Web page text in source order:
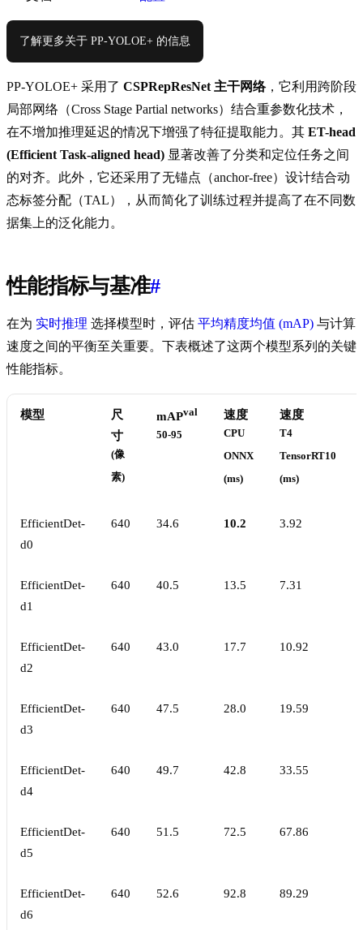
了解更多关于 PP-YOLOE+ 的信息
PP-YOLOE+ 采用了 CSPRepResNet 主干网络，它利用跨阶段
局部网络（Cross Stage Partial networks）结合重参数化技术，
在不增加推理延迟的情况下增强了特征提取能力。其 ET-head
(Efficient Task-aligned head) 显著改善了分类和定位任务之间
的对齐。此外，它还采用了无锚点（anchor-free）设计结合动
态标签分配（TAL），从而简化了训练过程并提高了在不同数
据集上的泛化能力。
性能指标与基准#
在为 实时推理 选择模型时，评估 平均精度均值 (mAP) 与计算
速度之间的平衡至关重要。下表概述了这两个模型系列的关键
性能指标。
模型
尺
寸
(像
素)
mAPval
50-95
速度
CPU
ONNX
(ms)
速度
T4
TensorRT10
(ms)
EfficientDet-
d0
640 34.6 10.2 3.92
EfficientDet-
d1
640 40.5 13.5 7.31
EfficientDet-
d2
640 43.0 17.7 10.92
EfficientDet-
d3
640 47.5 28.0 19.59
EfficientDet-
d4
640 49.7 42.8 33.55
EfficientDet-
d5
640 51.5 72.5 67.86
EfficientDet-
d6
640 52.6 92.8 89.29